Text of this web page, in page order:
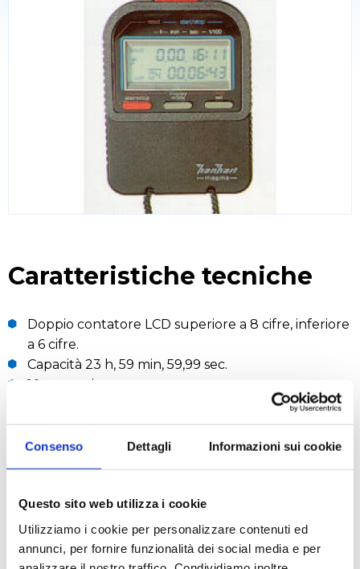
Consenso Dettagli Informazioni sui cookie
Questo sito web utilizza i cookie
Utilizziamo i cookie per personalizzare contenuti ed
annunci, per fornire funzionalità dei social media e per
Caratteristiche tecniche
Doppio contatore LCD superiore a 8 cifre, inferiore
a 6 cifre.
Capacità 23 h, 59 min, 59,99 sec.
10 memorie.
Operatività su un pulsante.
Settori